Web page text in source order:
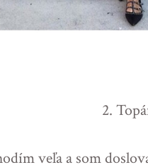
2.
veľa a som